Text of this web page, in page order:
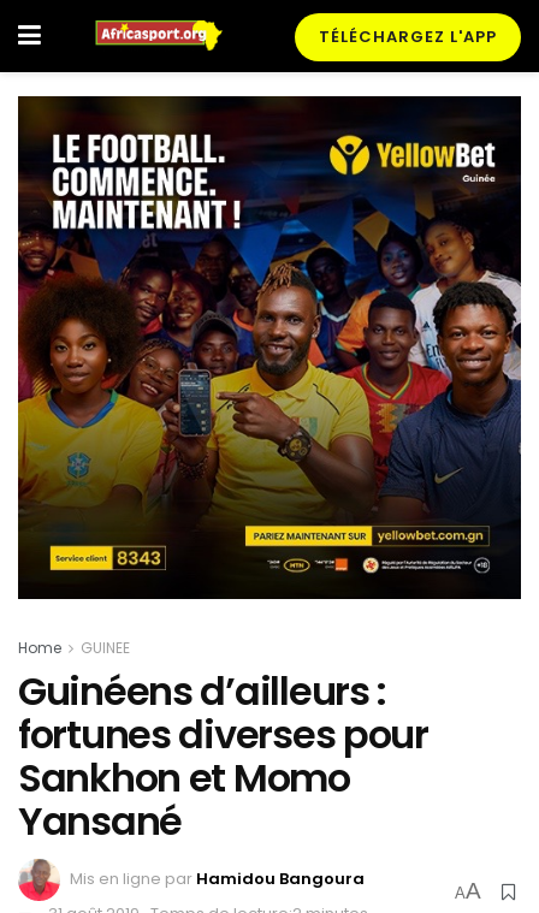
TÉLÉCHARGEZ L'APP
Home GUINEE
Guinéens d’ailleurs :
fortunes diverses pour
Sankhon et Momo
Yansané
Mis en ligne par Hamidou Bangoura
AA